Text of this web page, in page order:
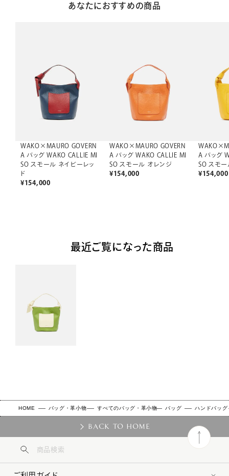
あなたにおすすめの商品
WAKO×MAURO GOVERN
A バッグ WAKO CALLIE MI
SO スモール ネイビーレッ
ド
¥154,000
WAKO×MAURO GOVERN
A バッグ WAKO CALLIE MI
SO スモール オレンジ
¥154,000
A バッグ
SO スモ
¥154,000
最近ご覧になった商品
HOME バッグ・革小物 すべてのバッグ・革小物 バッグ ハンドバッグ
BACK TO HOME